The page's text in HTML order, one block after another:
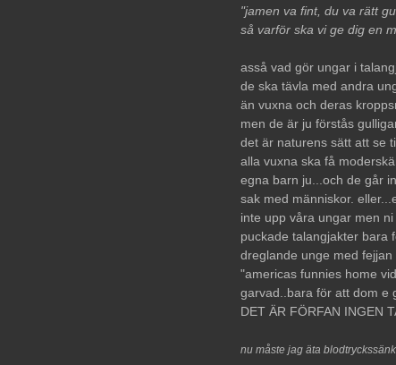
"jamen va fint, du va rätt
så varför ska vi ge dig en
asså vad gör ungar i
de ska tävla med andra
än vuxna och deras
men de är ju förstås
det är naturens sätt att se
alla vuxna ska få
egna barn ju...och de går
sak med människor.
inte upp våra ungar men
puckade talangjakter bara
dreglande unge med
"americas funnies home
garvad..bara för att dom e
DET ÄR FÖRFAN INGEN
nu måste jag äta